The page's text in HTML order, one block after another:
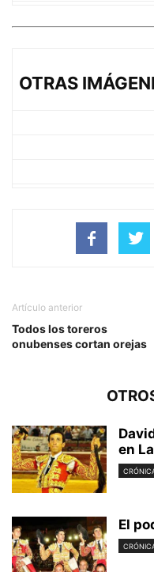
OTRAS
Artículo anterior
Todos los toreros
onubenses cortan orejas
en
El